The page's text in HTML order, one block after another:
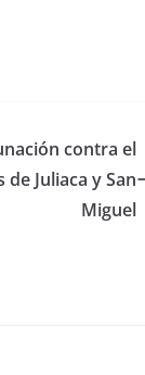
contra el
Juliaca y San
Miguel